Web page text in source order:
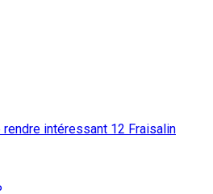
intéressant 12 Fraisalin